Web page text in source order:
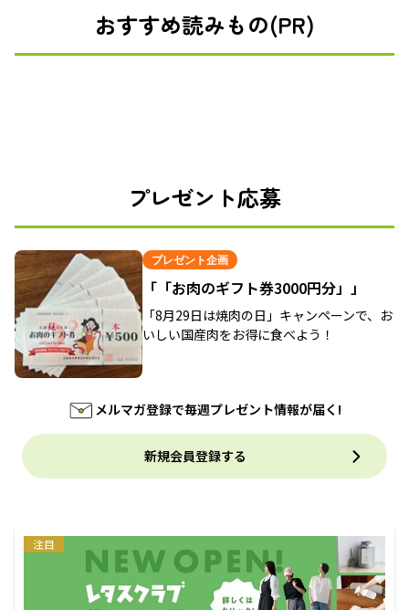
おすすめ読みもの(PR)
プレゼント応募
プレゼント企画
「「お肉のギフト券3000円分」」
「8月29日は焼肉の日」キャンペーンで、お
いしい国産肉をお得に食べよう！
メルマガ登録で毎週プレゼント情報が届く!
新規会員登録する
注目